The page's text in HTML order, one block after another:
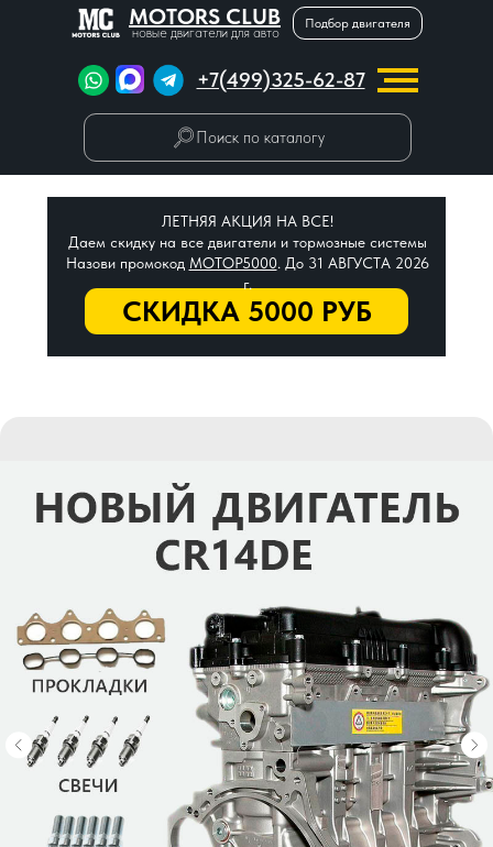
MOTORS CLUB
новые двигатели для авто
Подбор двигателя
+7(499)325-62-87
Поиск по каталогу
СКИДКА 5000 РУБ
ЛЕТНЯЯ АКЦИЯ НА ВСЕ!
Даем скидку на все двигатели и тормозные системы
Назови промокод МОТОР5000. До 31 АВГУСТА 2026
г.